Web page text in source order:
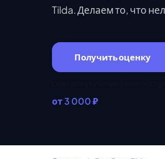
Tilda. Делаем то, что
Получить оценку
от 3 000 ₽